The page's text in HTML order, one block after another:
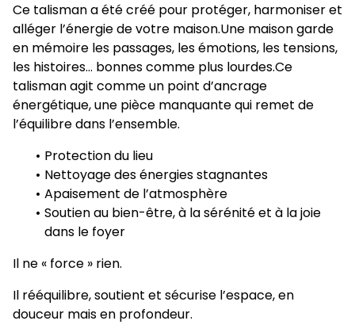
Ce talisman a été créé pour protéger, harmoniser et
alléger l’énergie de votre maison.Une maison garde
en mémoire les passages, les émotions, les tensions,
les histoires… bonnes comme plus lourdes.Ce
talisman agit comme un point d’ancrage
énergétique, une pièce manquante qui remet de
l’équilibre dans l’ensemble.
Protection du lieu
Nettoyage des énergies stagnantes
Apaisement de l’atmosphère
Soutien au bien-être, à la sérénité et à la joie
dans le foyer
Il ne « force » rien.
Il rééquilibre, soutient et sécurise l’espace, en
douceur mais en profondeur.